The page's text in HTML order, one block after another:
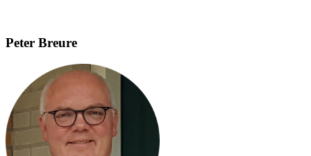
Peter Breure